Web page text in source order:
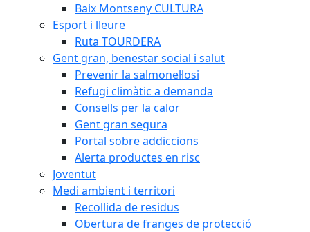
Baix Montseny CULTURA
Esport i lleure
Ruta TOURDERA
Gent gran, benestar social i salut
Prevenir la salmonel·losi
Refugi climàtic a demanda
Consells per la calor
Gent gran segura
Portal sobre addiccions
Alerta productes en risc
Joventut
Medi ambient i territori
Recollida de residus
Obertura de franges de protecció